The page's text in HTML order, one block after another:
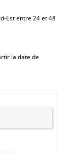
Est entre 24 et 48
la date de